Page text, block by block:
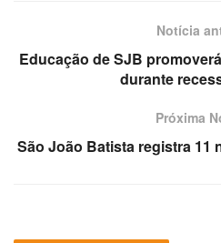
Notícia
Educação de SJB
durante
Próxima
São João Batista registra 11